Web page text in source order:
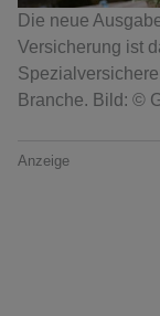
Die neue
Versicherung ist
Branche. Bild: ©
Anzeige